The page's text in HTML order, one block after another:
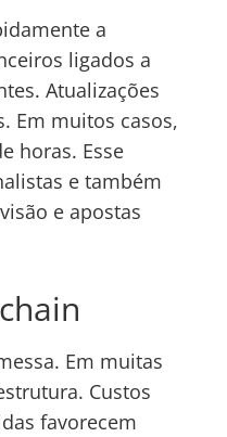
a
ligados a
Atualizações
Em muitos casos,
horas. Esse
e também
e apostas
Em muitas
Custos
favorecem